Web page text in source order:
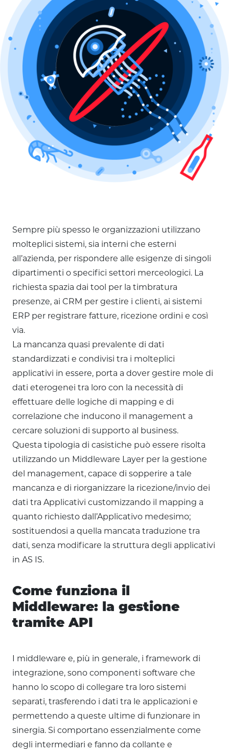
Sempre più spesso le organizzazioni utilizzano
molteplici sistemi, sia interni che esterni
all’azienda, per rispondere alle esigenze di singoli
dipartimenti o specifici settori merceologici. La
richiesta spazia dai tool per la timbratura
presenze, ai CRM per gestire i clienti, ai sistemi
ERP per registrare fatture, ricezione ordini e così
via.
La mancanza quasi prevalente di dati
standardizzati e condivisi tra i molteplici
applicativi in essere, porta a dover gestire mole di
dati eterogenei tra loro con la necessità di
effettuare delle logiche di mapping e di
correlazione che inducono il management a
cercare soluzioni di supporto al business.
Questa tipologia di casistiche può essere risolta
utilizzando un Middleware Layer per la gestione
del management, capace di sopperire a tale
mancanza e di riorganizzare la ricezione/invio dei
dati tra Applicativi customizzando il mapping a
quanto richiesto dall’Applicativo medesimo;
sostituendosi a quella mancata traduzione tra
dati, senza modificare la struttura degli applicativi
in AS IS.
Come funziona il
Middleware: la gestione
tramite API
I middleware e, più in generale, i framework di
integrazione, sono componenti software che
hanno lo scopo di collegare tra loro sistemi
separati, trasferendo i dati tra le applicazioni e
permettendo a queste ultime di funzionare in
sinergia. Si comportano essenzialmente come
degli intermediari e fanno da collante e